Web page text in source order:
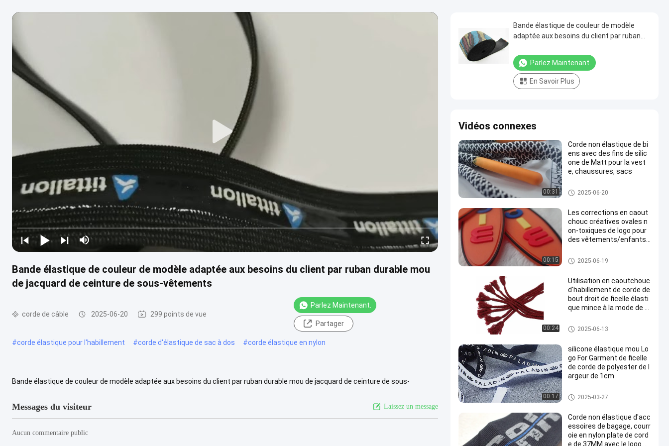
Bande élastique de couleur de modèle adaptée aux besoins du client par ruban durable mou
de jacquard de ceinture de sous-vêtements
corde de câble 2025-06-20 299 points de vue
Parlez Maintenant.
Partager
#corde élastique pour l'habillement #corde d'élastique de sac à dos #corde élastique en nylon
Bande élastique de couleur de modèle adaptée aux besoins du client par ruban durable mou de jacquard de ceinture de sous-
Messages du visiteur Laissez un message
Aucun commentaire public
Bande élastique de couleur de modèle
adaptée aux besoins du client par ruban
sous-vêtements
Parlez Maintenant.
En Savoir Plus
Vidéos connexes
00:31
Corde non élastique de bi
ens avec des fins de silic
one de Matt pour la vest
e, chaussures, sacs
corde de câble
2025-06-20
00:15
Les corrections en caout
chouc créatives ovales n
on-toxiques de logo pour
des vêtements/enfants
labels en caoutchouc de silico
ne
2025-06-19
00:24
Utilisation en caoutchouc
d'habillement de corde de
bout droit de ficelle élasti
que mince à la mode de c
corde de câble
2025-06-13
00:17
silicone élastique mou Lo
go For Garment de ficelle
de corde de polyester de l
argeur de 1cm
corde de câble
2025-03-27
Corde non élastique d'acc
essoires de bagage, courr
oie en nylon plate de cord
e de 37MM avec le logo d'i